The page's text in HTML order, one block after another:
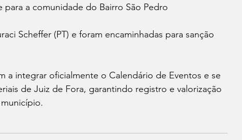
a comunidade do Bairro São Pedro
Scheffer (PT) e foram encaminhadas para sanção
a integrar oficialmente o Calendário de Eventos e se
de Juiz de Fora, garantindo registro e valorização